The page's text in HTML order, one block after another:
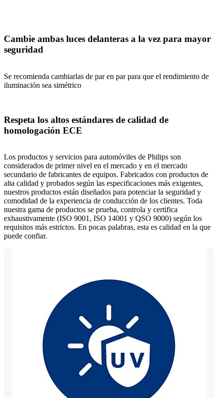
Cambie ambas luces delanteras a la vez para mayor
seguridad
Se recomienda cambiarlas de par en par para que el rendimiento de
iluminación sea simétrico
Respeta los altos estándares de calidad de
homologación ECE
Los productos y servicios para automóviles de Philips son
considerados de primer nivel en el mercado y en el mercado
secundario de fabricantes de equipos. Fabricados con productos de
alta calidad y probados según las especificaciones más exigentes,
nuestros productos están diseñados para potenciar la seguridad y
comodidad de la experiencia de conducción de los clientes. Toda
nuestra gama de productos se prueba, controla y certifica
exhaustivamente (ISO 9001, ISO 14001 y QSO 9000) según los
requisitos más estrictos. En pocas palabras, esta es calidad en la que
puede confiar.